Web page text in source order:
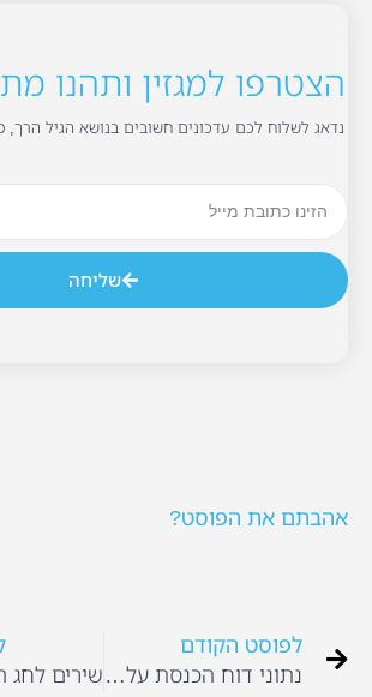
הצטרפו למגזין ותהנו
נדאג לשלוח לכם עדכונים חשובים בנושא הגיל הרך,
שליחה
אהבתם את הפוסט?
לפוסט הקודם
נתוני דוח הכנסת על פיקוח גני ילדים